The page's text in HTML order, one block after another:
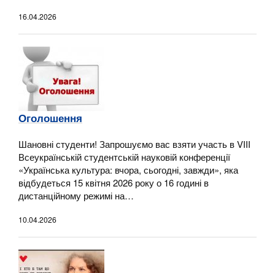
16.04.2026
Оголошення
Шановні студенти! Запрошуємо вас взяти участь в VІІІ
Всеукраїнській студентській науковій конференції
«Українська культура: вчора, сьогодні, завжди», яка
відбудеться 15 квітня 2026 року о 16 годині в
дистанційному режимі на…
10.04.2026